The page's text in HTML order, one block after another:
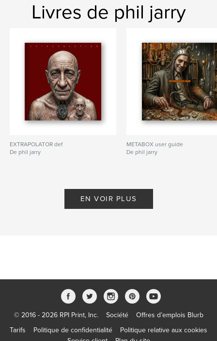
Livres de phil jarry
EXTRAPOLATOR def
De phil jarry
METABOX user guide
De phil jarry
EN VOIR PLUS
© 2016 - 2026 RPI Print, Inc. Société
Offres d’emplois Blurb
Tarifs
Politique de confidentialité
Politique relative aux cookies